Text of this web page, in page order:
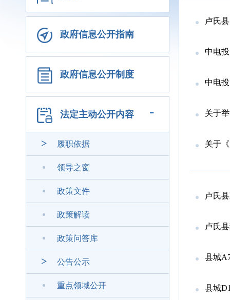
政府信息公开指南
政府信息公开制度
法定主动公开内容 -
履职依据
领导之窗
政策文件
政策解读
政策问答库
公告公示
重点领域公开
卢氏县
中电
中电
关于
关于
卢氏
卢氏
县城
县城